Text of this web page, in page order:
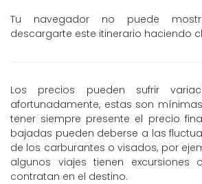
Tu navegador no puede
descargarte este itinerario haciendo
Los precios pueden sufrir
afortunadamente, estas son
tener siempre presente el precio
bajadas pueden deberse a las
de los carburantes o visados, por
algunos viajes tienen excursiones
contratan en el destino.